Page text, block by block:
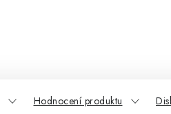
Hodnocení produktu